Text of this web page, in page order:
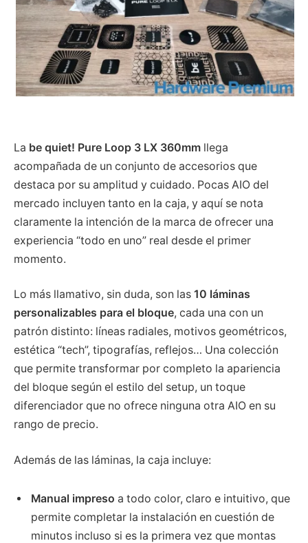
La be quiet! Pure Loop 3 LX 360mm llega
acompañada de un conjunto de accesorios que
destaca por su amplitud y cuidado. Pocas AIO del
mercado incluyen tanto en la caja, y aquí se nota
claramente la intención de la marca de ofrecer una
experiencia “todo en uno” real desde el primer
momento.
Lo más llamativo, sin duda, son las 10 láminas
personalizables para el bloque, cada una con un
patrón distinto: líneas radiales, motivos geométricos,
estética “tech”, tipografías, reflejos… Una colección
que permite transformar por completo la apariencia
del bloque según el estilo del setup, un toque
diferenciador que no ofrece ninguna otra AIO en su
rango de precio.
Además de las láminas, la caja incluye:
Manual impreso a todo color, claro e intuitivo, que
permite completar la instalación en cuestión de
minutos incluso si es la primera vez que montas